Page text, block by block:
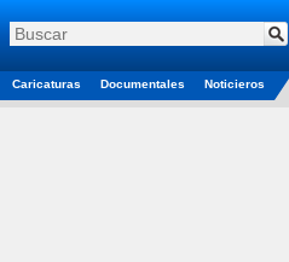
Caricaturas Documentales Noticieros